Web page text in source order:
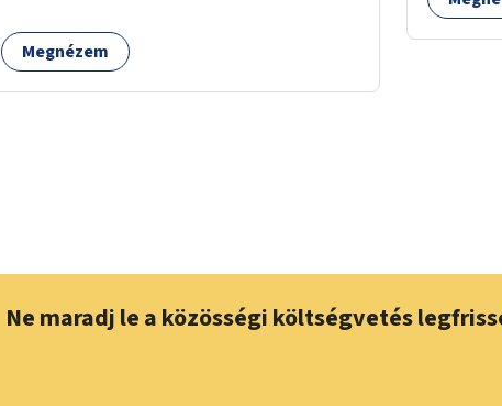
Megnézem
Ne maradj le a közösségi költségvetés